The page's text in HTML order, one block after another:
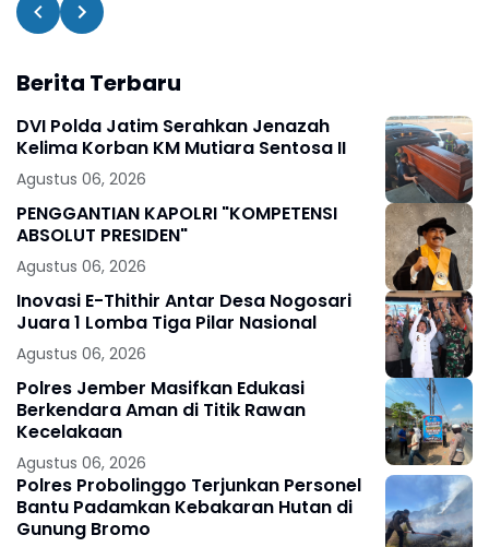
Berita Terbaru
DVI Polda Jatim Serahkan Jenazah
Kelima Korban KM Mutiara Sentosa II
Agustus 06, 2026
PENGGANTIAN KAPOLRI "KOMPETENSI
ABSOLUT PRESIDEN"
Agustus 06, 2026
Inovasi E-Thithir Antar Desa Nogosari
Juara 1 Lomba Tiga Pilar Nasional
Agustus 06, 2026
Polres Jember Masifkan Edukasi
Berkendara Aman di Titik Rawan
Kecelakaan
Agustus 06, 2026
Polres Probolinggo Terjunkan Personel
Bantu Padamkan Kebakaran Hutan di
Gunung Bromo